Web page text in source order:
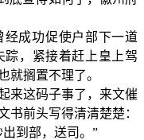
经成功促使户部下一道
，紧接着赶上皇上驾
就搁置不理了。
来这码子事了，来文催
书前头写得清清楚楚：
到部，送司。”